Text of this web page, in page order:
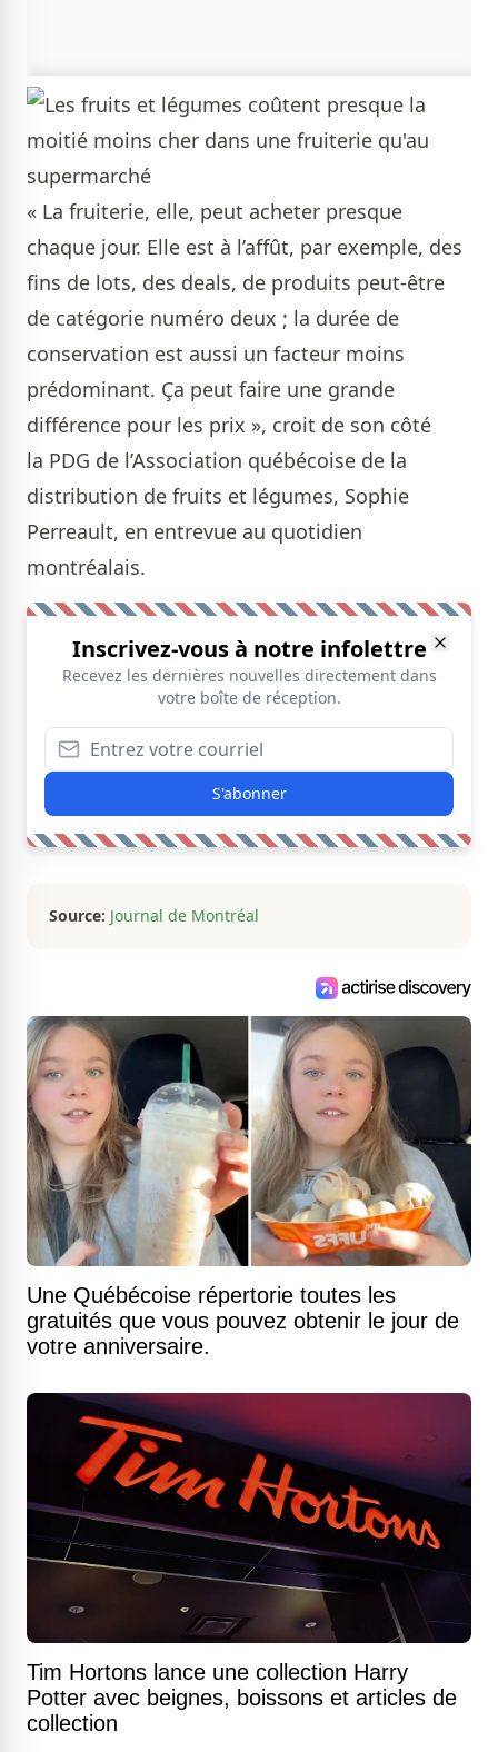
« La fruiterie, elle, peut acheter presque
chaque jour. Elle est à l’affût, par exemple, des
fins de lots, des deals, de produits peut-être
de catégorie numéro deux ; la durée de
conservation est aussi un facteur moins
prédominant. Ça peut faire une grande
différence pour les prix », croit de son côté
la PDG de l’Association québécoise de la
distribution de fruits et légumes, Sophie
Perreault, en entrevue au quotidien
montréalais.
Inscrivez-vous à notre infolettre
Recevez les dernières nouvelles directement dans
votre boîte de réception.
S'abonner
Source: Journal de Montréal
Une Québécoise répertorie toutes les
gratuités que vous pouvez obtenir le jour de
votre anniversaire.
Tim Hortons lance une collection Harry
Potter avec beignes, boissons et articles de
collection